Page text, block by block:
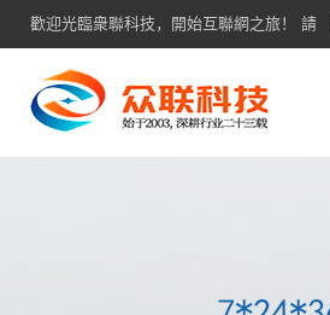
歡迎光臨衆聯科技，開始互聯網之旅！ 請